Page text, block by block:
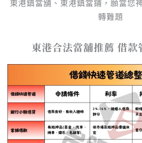
東港鎮當舖、東港鎮當鋪，願當您
轉難題
東港合法當舖推薦 借款